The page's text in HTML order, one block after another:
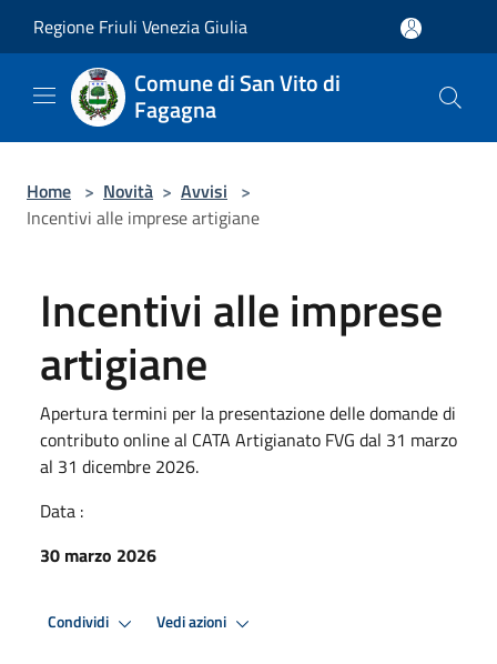
Regione Friuli Venezia Giulia
Comune di San Vito di
Fagagna
Home > Novità > Avvisi >
Incentivi alle imprese artigiane
Incentivi alle imprese
artigiane
Apertura termini per la presentazione delle domande di
contributo online al CATA Artigianato FVG dal 31 marzo
al 31 dicembre 2026.
Data :
30 marzo 2026
Condividi Vedi azioni